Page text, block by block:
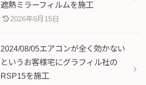
遮熱ミラーフィルムを施工
2026年6月15日
2024/08/05エアコンが全く効かない
というお客様宅にグラフィル社の
RSP15を施工